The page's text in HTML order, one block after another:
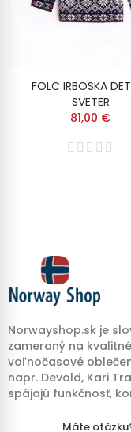
FOLC IRBOSKA
SVETER
81,00 €
Norwayshop.sk je
zameraný na
voľnočasové
napr. Devold, Kari
spájajú funkčnosť,
Máte